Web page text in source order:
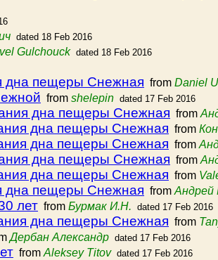
dated 18 Feb 2016
Gulchouck dated 18 Feb 2016
дна пещеры Снежная from Daniel
from shelepin dated 17 Feb 2016
дна пещеры Снежная from
дна пещеры Снежная from
дна пещеры Снежная from
дна пещеры Снежная from
дна пещеры Снежная from
дна пещеры Снежная from Андрей
лет from Бурмак И.Н. dated 17 Feb 2016
дна пещеры Снежная from
Дербан Александр dated 17 Feb 2016
from Aleksey Titov dated 17 Feb 2016